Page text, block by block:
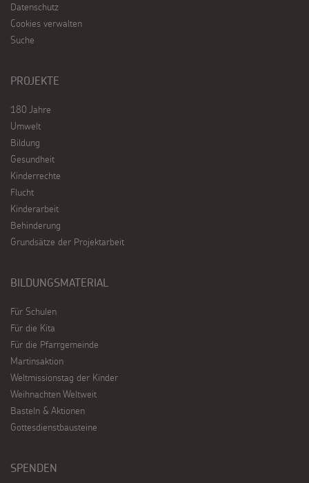
Datenschutz
Cookies verwalten
Suche
PROJEKTE
180 Jahre
Umwelt
Bildung
Gesundheit
Kinderrechte
Flucht
Kinderarbeit
Behinderung
Grundsätze der Projektarbeit
BILDUNGSMATERIAL
Für Schulen
Für die Kita
Für die Pfarrgemeinde
Martinsaktion
Weltmissionstag der Kinder
Weihnachten Weltweit
Basteln & Aktionen
Gottesdienstbausteine
SPENDEN